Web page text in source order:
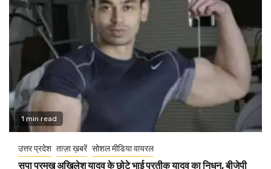
1 min read
उत्तर प्रदेश ताज़ा ख़बरें सोशल मीडिया वायरल
सपा प्रमुख अखिलेश यादव के छोटे भाई प्रतीक यादव का निधन, बीजेपी